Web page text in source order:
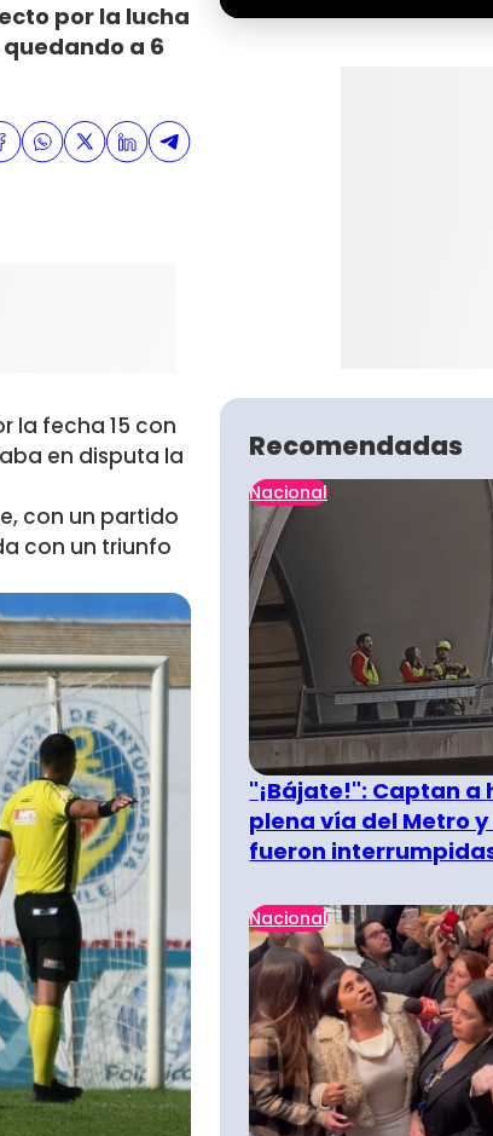
por la lucha
a 6
la fecha 15 con
en disputa la
con un partido
con un triunfo
Recomendadas
Nacional
"¡Bájate!": Captan
plena vía del Metro
fueron
Nacional